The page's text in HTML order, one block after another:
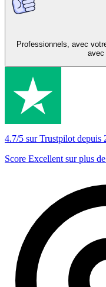
Professionnels, avec
avec
4.7/5 sur Trustpilot depuis
Score Excellent sur plus